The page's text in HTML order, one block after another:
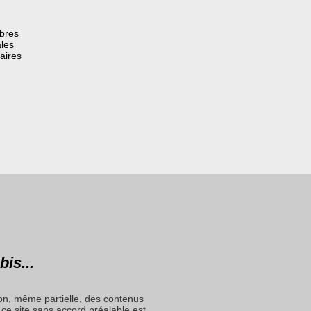
même partielle, des contenus